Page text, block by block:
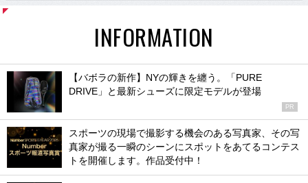
INFORMATION
【バボラの新作】NYの輝きを纏う。「PURE
DRIVE」と最新シューズに限定モデルが登場
PR
スポーツの現場で撮影する機会のある写真家、その写
真家が撮る一瞬のシーンにスポットをあてるコンテス
トを開催します。作品受付中！